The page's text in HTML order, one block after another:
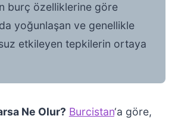
burç özelliklerine göre
yoğunlaşan ve genellikle
etkileyen tepkilerin ortaya
Ne Olur? Burcistan‘a göre,